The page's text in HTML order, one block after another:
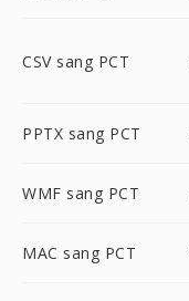
CSV sang PCT
PPTX sang PCT
WMF sang PCT
MAC sang PCT